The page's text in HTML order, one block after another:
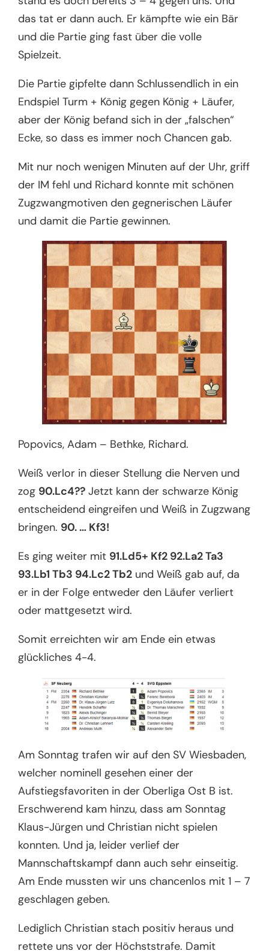
das tat er dann auch. Er kämpfte wie ein Bär
und die Partie ging fast über die volle
Spielzeit.
Die Partie gipfelte dann Schlussendlich in ein
Endspiel Turm + König gegen König + Läufer,
aber der König befand sich in der „falschen“
Ecke, so dass es immer noch Chancen gab.
Mit nur noch wenigen Minuten auf der Uhr, griff
der IM fehl und Richard konnte mit schönen
Zugzwangmotiven den gegnerischen Läufer
und damit die Partie gewinnen.
Popovics, Adam – Bethke, Richard.
Weiß verlor in dieser Stellung die Nerven und
zog 90.Lc4?? Jetzt kann der schwarze König
entscheidend eingreifen und Weiß in Zugzwang
bringen. 90. … Kf3!
Es ging weiter mit 91.Ld5+ Kf2 92.La2 Ta3
93.Lb1 Tb3 94.Lc2 Tb2 und Weiß gab auf, da
er in der Folge entweder den Läufer verliert
oder mattgesetzt wird.
Somit erreichten wir am Ende ein etwas
glückliches 4-4.
Am Sonntag trafen wir auf den SV Wiesbaden,
welcher nominell gesehen einer der
Aufstiegsfavoriten in der Oberliga Ost B ist.
Erschwerend kam hinzu, dass am Sonntag
Klaus-Jürgen und Christian nicht spielen
konnten. Und ja, leider verlief der
Mannschaftskampf dann auch sehr einseitig.
Am Ende mussten wir uns chancenlos mit 1 – 7
geschlagen geben.
Lediglich Christian stach positiv heraus und
rettete uns vor der Höchststrafe. Damit